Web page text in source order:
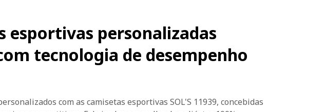
esportivas personalizadas
tecnologia de desempenho
com as camisetas esportivas SOL'S 11939, concebidas